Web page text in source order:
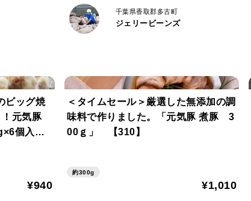
シール熨斗対応可、ラッピング等の包装はできません
千葉県香取郡多古町
ジェリービーンズ
ビッグ焼
元気豚
個入）
¥940
＜タイムセール＞厳選した無添加の調
味料で作りました。「元気豚 煮豚 3
00ｇ」 【310】
約300g
¥1,010